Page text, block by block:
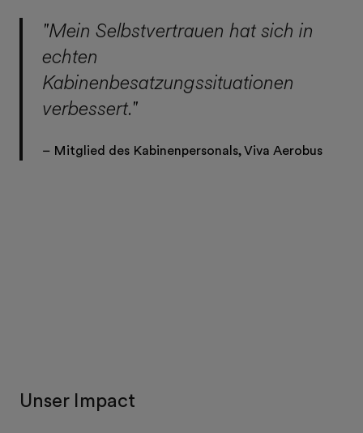
"Mein Selbstvertrauen hat sich in
echten
Kabinenbesatzungssituationen
verbessert."
– Mitglied des Kabinenpersonals, Viva Aerobus
Unser Impact